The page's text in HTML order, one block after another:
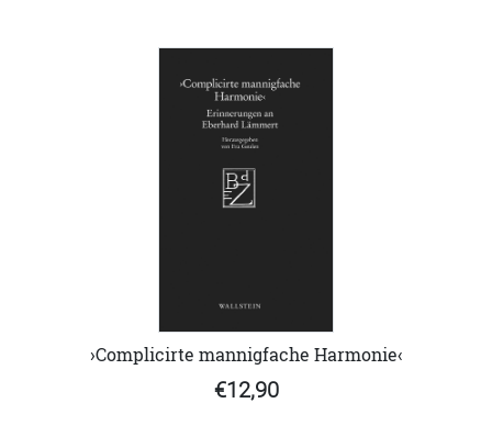
›Complicirte mannigfache Harmonie‹
€12,90